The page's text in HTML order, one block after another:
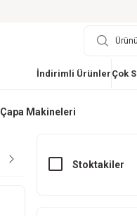
İndirimli Ürünler Çok
Çapa Makineleri
Stoktakiler